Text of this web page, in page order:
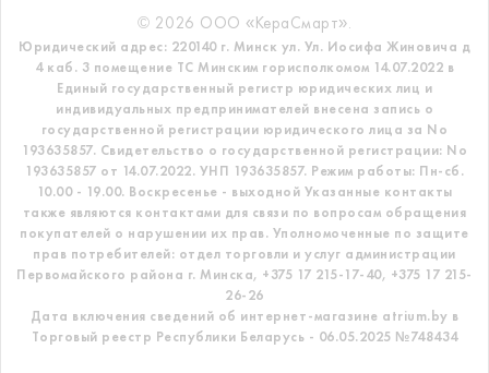
© 2026 ООО «КераСмарт».
Юридический адрес: 220140 г. Минск ул. Ул. Иосифа Жиновича д
4 каб. 3 помещение ТС Минским горисполкомом 14.07.2022 в
Единый государственный регистр юридических лиц и
индивидуальных предпринимателей внесена запись о
государственной регистрации юридического лица за No
193635857. Свидетельство о государственной регистрации: No
193635857 от 14.07.2022. УНП 193635857. Режим работы: Пн-сб.
10.00 - 19.00. Воскресенье - выходной Указанные контакты
также являются контактами для связи по вопросам обращения
покупателей о нарушении их прав. Уполномоченные по защите
прав потребителей: отдел торговли и услуг администрации
Первомайского района г. Минска, +375 17 215-17-40, +375 17 215-
26-26
Дата включения сведений об интернет-магазине atrium.by в
Торговый реестр Республики Беларусь - 06.05.2025 №748434